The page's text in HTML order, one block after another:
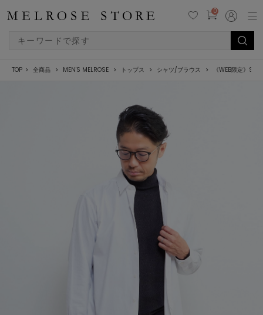
0
TOP 全商品 MEN'S MELROSE トップス シャツ/ブラウス 《WEB限定》